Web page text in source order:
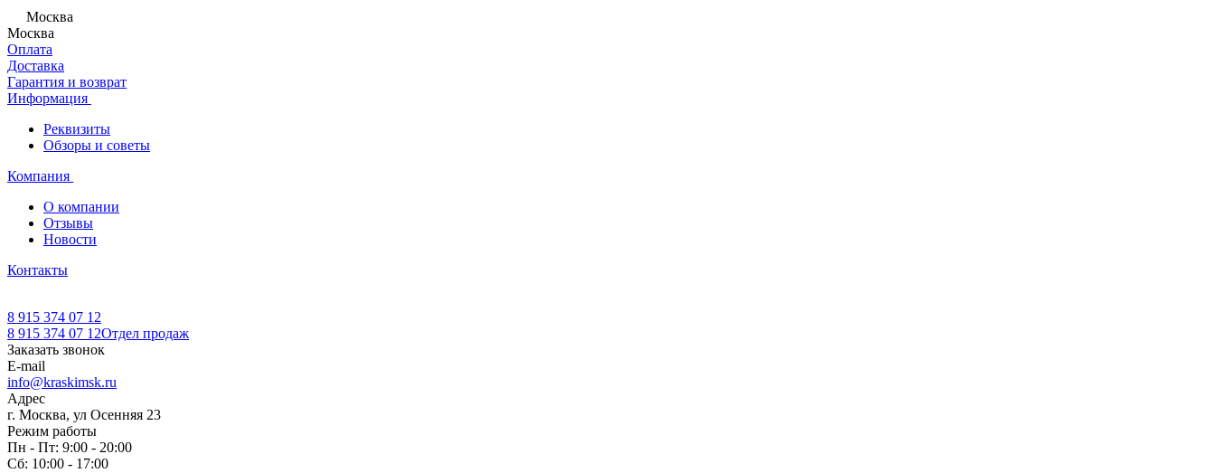
Москва
Москва
Оплата
Доставка
Гарантия и возврат
Информация
Реквизиты
Обзоры и советы
Компания
О компании
Отзывы
Новости
Контакты
8 915 374 07 12
8 915 374 07 12Отдел продаж
Заказать звонок
E-mail
info@kraskimsk.ru
Адрес
г. Москва, ул Осенняя 23
Режим работы
Пн - Пт: 9:00 - 20:00
Сб: 10:00 - 17:00